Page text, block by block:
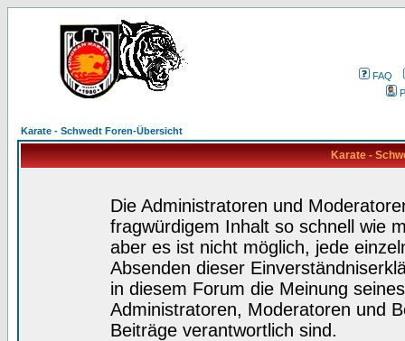
FAQ
Karate - Schwedt Foren-Übersicht
Karate -
Die Administratoren und
fragwürdigem Inhalt so schnell wie
aber es ist nicht möglich, jede
Absenden dieser
in diesem Forum die Meinung
Administratoren, Moderatoren und
Beiträge verantwortlich sind.